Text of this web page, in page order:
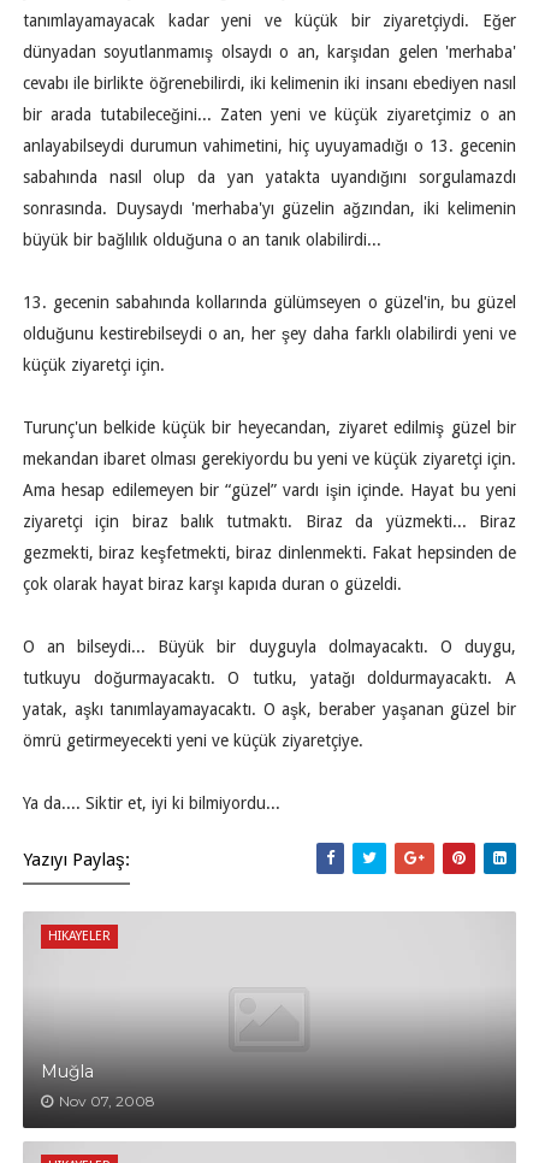
tanımlayamayacak kadar yeni ve küçük bir ziyaretçiydi. Eğer
dünyadan soyutlanmamış olsaydı o an, karşıdan gelen 'merhaba'
cevabı ile birlikte öğrenebilirdi, iki kelimenin iki insanı ebediyen nasıl
bir arada tutabileceğini... Zaten yeni ve küçük ziyaretçimiz o an
anlayabilseydi durumun vahimetini, hiç uyuyamadığı o 13. gecenin
sabahında nasıl olup da yan yatakta uyandığını sorgulamazdı
sonrasında. Duysaydı 'merhaba'yı güzelin ağzından, iki kelimenin
büyük bir bağlılık olduğuna o an tanık olabilirdi...
13. gecenin sabahında kollarında gülümseyen o güzel'in, bu güzel
olduğunu kestirebilseydi o an, her şey daha farklı olabilirdi yeni ve
küçük ziyaretçi için.
Turunç'un belkide küçük bir heyecandan, ziyaret edilmiş güzel bir
mekandan ibaret olması gerekiyordu bu yeni ve küçük ziyaretçi için.
Ama hesap edilemeyen bir “güzel” vardı işin içinde. Hayat bu yeni
ziyaretçi için biraz balık tutmaktı. Biraz da yüzmekti... Biraz
gezmekti, biraz keşfetmekti, biraz dinlenmekti. Fakat hepsinden de
çok olarak hayat biraz karşı kapıda duran o güzeldi.
O an bilseydi... Büyük bir duyguyla dolmayacaktı. O duygu,
tutkuyu doğurmayacaktı. O tutku, yatağı doldurmayacaktı. A
yatak, aşkı tanımlayamayacaktı. O aşk, beraber yaşanan güzel bir
ömrü getirmeyecekti yeni ve küçük ziyaretçiye.
Ya da.... Siktir et, iyi ki bilmiyordu...
Yazıyı Paylaş:
HIKAYELER
Muğla
Nov 07, 2008